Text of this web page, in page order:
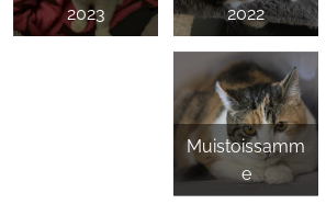
2023 2022
Muistoissamm
e